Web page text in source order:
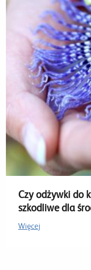
Czy odżywki do
szkodliwe dla
Więcej